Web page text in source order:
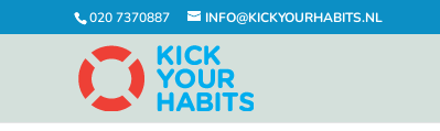
020 7370887 INFO@KICKYOURHABITS.NL